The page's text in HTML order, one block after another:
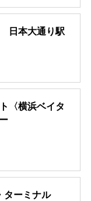
日本大通り駅
〈横浜ベイタ
ターミナル